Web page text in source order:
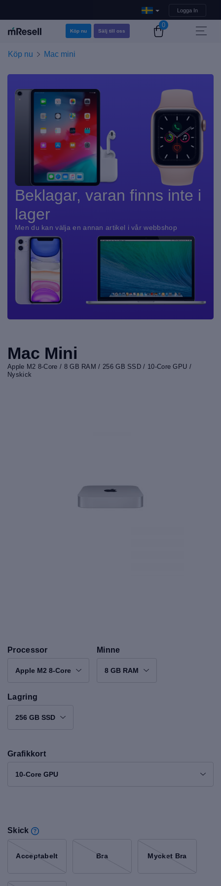
Logga In
Köp nu Sälj till oss
0
Köp nu Mac mini
Beklagar, varan finns inte i
lager
Men du kan välja en annan artikel i vår webbshop
Mac Mini
Apple M2 8-Core / 8 GB RAM / 256 GB SSD / 10-Core GPU /
Nyskick
Processor
Apple M2 8-Core
Minne
8 GB RAM
Lagring
256 GB SSD
Grafikkort
10-Core GPU
Skick
Acceptabelt Bra Mycket Bra